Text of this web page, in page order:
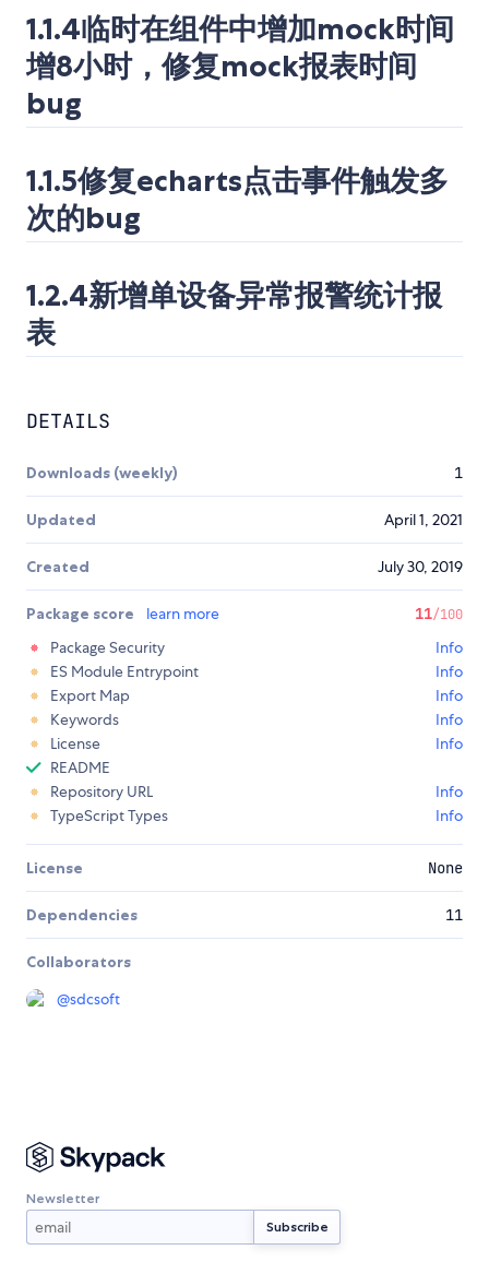
1.1.4临时在组件中增加mock时间
增8小时，修复mock报表时间
bug
1.1.5修复echarts点击事件触发多
次的bug
1.2.4新增单设备异常报警统计报
表
DETAILS
Downloads (weekly) 1
Updated April 1, 2021
Created July 30, 2019
Package score learn more 11/100
Package Security
Info
ES Module Entrypoint
Info
Export Map
Info
Keywords
Info
License
Info
README
Repository URL
Info
TypeScript Types
Info
License None
Dependencies 11
Collaborators
@sdcsoft
Newsletter